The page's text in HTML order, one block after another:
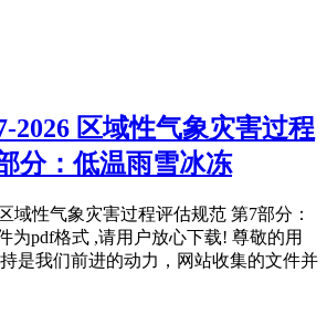
2026 区域性气象灾害过程
分：低温雨雪冰冻
域性气象灾害过程评估规范 第7部分：
为pdf格式 ,请用户放心下载! 尊敬的用
是我们前进的动力，网站收集的文件并